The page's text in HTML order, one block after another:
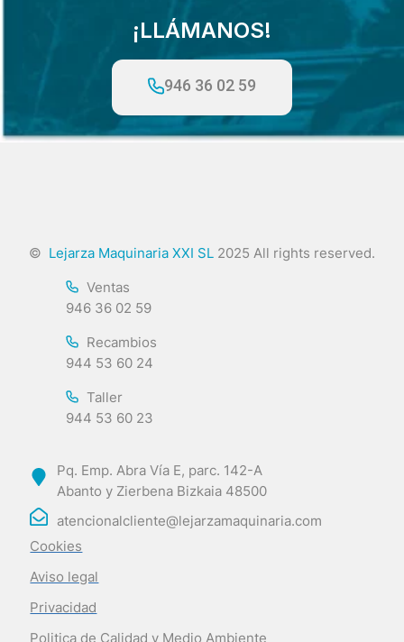
¡LLÁMANOS!
946 36 02 59
© Lejarza Maquinaria XXI SL 2025 All rights reserved.
Ventas
946 36 02 59
Recambios
944 53 60 24
Taller
944 53 60 23
Pq. Emp. Abra Vía E, parc. 142-A
Abanto y Zierbena Bizkaia 48500
atencionalcliente@lejarzamaquinaria.com
Cookies
Aviso legal
Privacidad
Politica de Calidad y Medio Ambiente